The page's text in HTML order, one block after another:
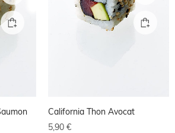
California Thon Avocat
5,90 €